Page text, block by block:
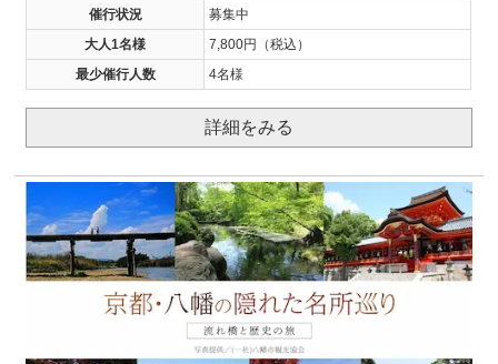
催行状況
募集中
大人1名様
7,800円（税込）
最少催行人数
4名様
詳細をみる